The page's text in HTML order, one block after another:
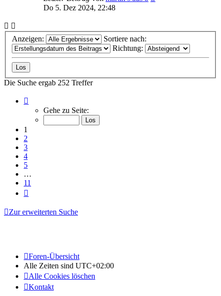
Do 5. Dez 2024, 22:48
Anzeigen:
Sortiere nach:
Richtung:
Die Suche ergab 252 Treffer
von
Gehe zu Seite:
1
2
3
4
5
…
11
Zur erweiterten Suche
Foren-Übersicht
Alle Zeiten sind UTC+02:00
Alle Cookies löschen
Kontakt